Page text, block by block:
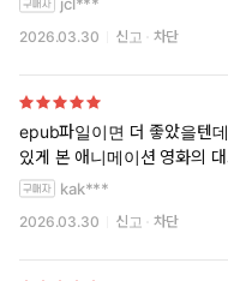
2026.03.30 신고 차단
epub파일이면 더 좋았을텐
있게 본 애니메이션 영화의
kak***
2026.03.30 신고 차단